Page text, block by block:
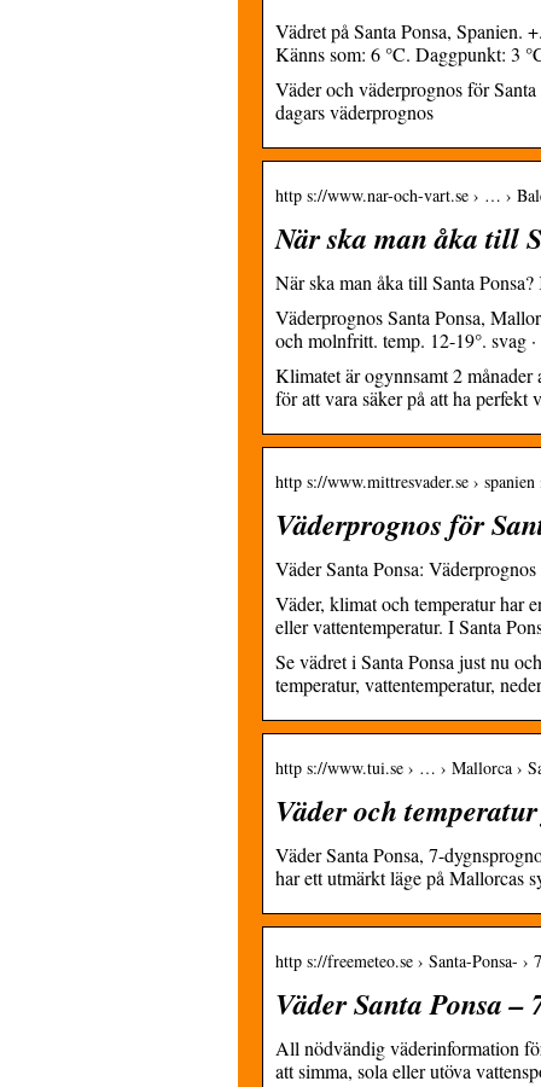
Vädret på Santa Ponsa, Spanien.
Känns som: 6 °C. Daggpunkt: 3
Väder och väderprognos för
dagars väderprognos
http s://www.nar-och-vart.se › … ›
När ska man åka till
När ska man åka till Santa
Väderprognos Santa Ponsa,
och molnfritt. temp. 12-19°. svag
Klimatet är ogynnsamt 2
för att vara säker på att ha perfekt
http s://www.mittresvader.se ›
Väderprognos för
Väder Santa Ponsa:
Väder, klimat och temperatur har
eller vattentemperatur. I Santa
Se vädret i Santa Ponsa just nu
temperatur, vattentemperatur,
http s://www.tui.se › … › Mallorca ›
Väder och
Väder Santa Ponsa, 7-
har ett utmärkt läge på Mallorcas
http s://freemeteo.se › Santa-Ponsa- ›
Väder Santa Ponsa –
All nödvändig väderinformation
att simma, sola eller utöva